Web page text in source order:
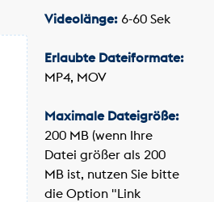
Videolänge:6-60 Sek
Erlaubte Dateiformate:
MP4, MOV
Maximale Dateigröße:
200 MB (wenn Ihre
Datei größer als 200
MB ist, nutzen Sie bitte
die Option "Link